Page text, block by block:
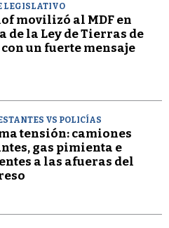
LEGISLATIVO
movilizó al MDF en
de la Ley de Tierras de
un fuerte mensaje
VS POLICÍAS
tensión: camiones
gas pimienta e
a las afueras del